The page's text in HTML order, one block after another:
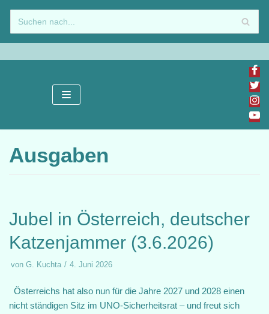
Zum
Inhalt
springen
Ausgaben
Jubel in Österreich, deutscher
Katzenjammer (3.6.2026)
von G. Kuchta 4. Juni 2026
Österreichs hat also nun für die Jahre 2027 und 2028 einen
nicht ständigen Sitz im UNO-Sicherheitsrat – und freut sich